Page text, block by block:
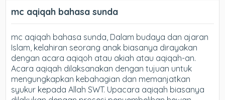
mc aqiqah bahasa sunda
mc aqiqah bahasa sunda, Dalam budaya dan ajaran
Islam, kelahiran seorang anak biasanya dirayakan
dengan acara aqiqoh atau akiah atau aqiqah-an.
Acara aqiqah dilaksanakan dengan tujuan untuk
mengungkapkan kebahagian dan memanjatkan
syukur kepada Allah SWT. Upacara aqiqah biasanya